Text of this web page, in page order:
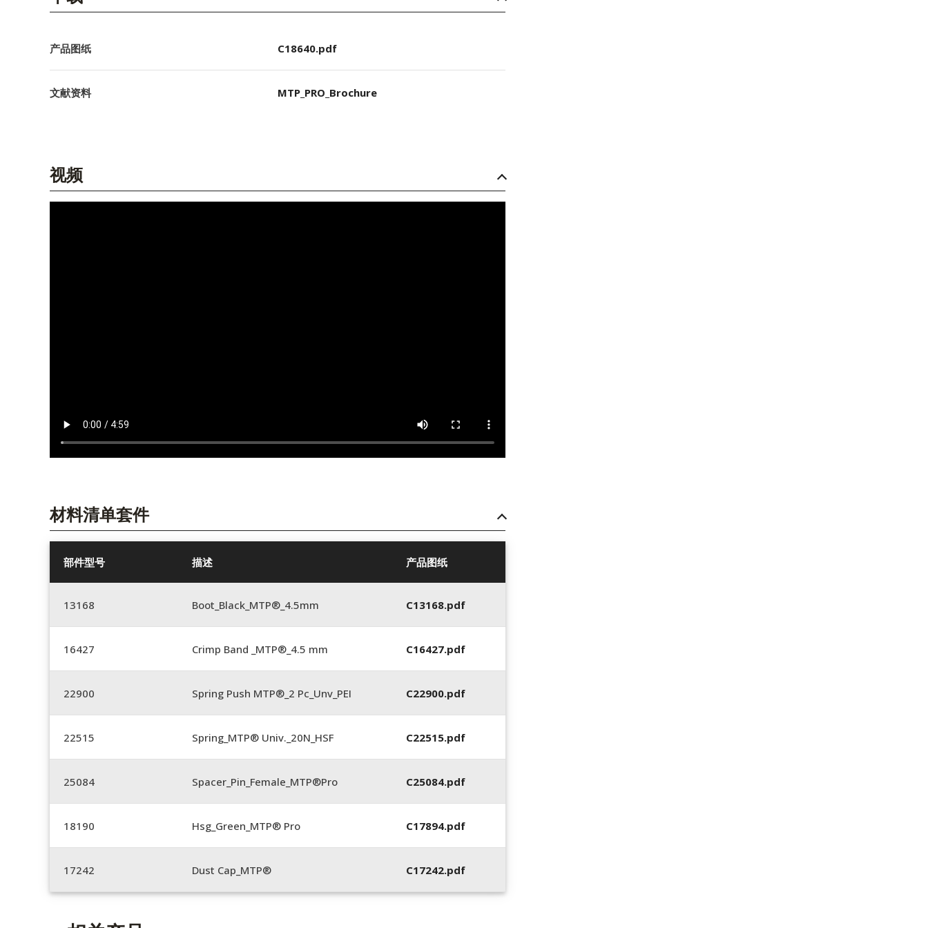
产品图纸 C18640.pdf
文献资料 MTP_PRO_Brochure
视频
材料清单套件
部件型号 描述 产品图纸
13168 Boot_Black_MTP®_4.5mm C13168.pdf
16427 Crimp Band _MTP®_4.5 mm C16427.pdf
22900 Spring Push MTP®_2 Pc_Unv_PEI C22900.pdf
22515 Spring_MTP® Univ._20N_HSF C22515.pdf
25084 Spacer_Pin_Female_MTP®Pro C25084.pdf
18190 Hsg_Green_MTP® Pro C17894.pdf
17242 Dust Cap_MTP® C17242.pdf